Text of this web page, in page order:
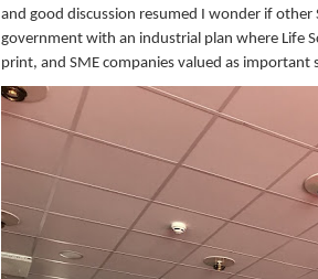
and good discussion resumed I wonder if other
government with an industrial plan where Life
print, and SME companies valued as important